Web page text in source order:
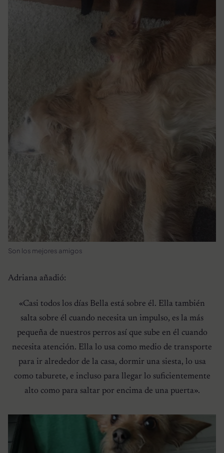
Son los mejores amigos
Adriana añadió:
«Casi todos los días Bella está sobre él. Ella también
salta sobre él cuando necesita un impulso, es la más
pequeña de nuestros perros así que sube en él cuando
necesita atención. Ella lo usa como medio de transporte
para ir alrededor de la casa, dormir una siesta, lo usa
como taburete, e incluso para llegar lo suficientemente
alto como para saltar por encima de una puerta».